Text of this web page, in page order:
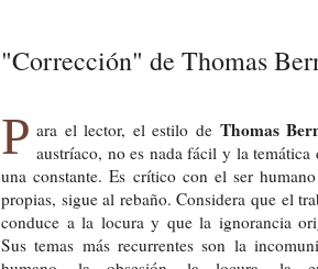
"Corrección" de Thomas
P ara el lector, el estilo de Thomas
austríaco, no es nada fácil y la temática
una constante. Es crítico con el ser
propias, sigue al rebaño. Considera que el
conduce a la locura y que la ignorancia
Sus temas más recurrentes son la